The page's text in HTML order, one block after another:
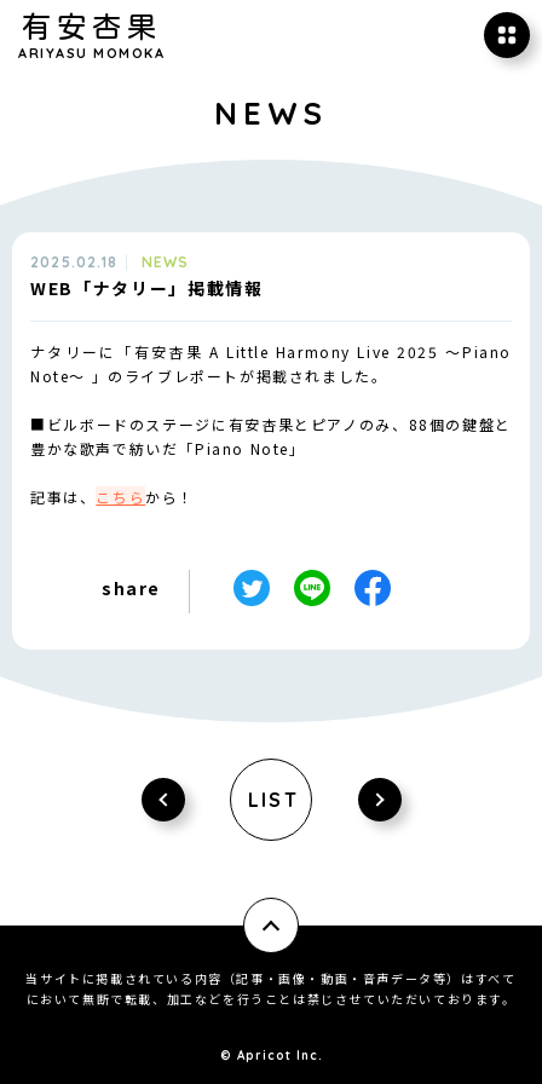
有安杏果
ARIYASU MOMOKA
NEWS
2025.02.18 NEWS
WEB「ナタリー」掲載情報
ナタリーに「有安杏果 A Little Harmony Live 2025 ～Piano
Note～ 」のライブレポートが掲載されました。
■ビルボードのステージに有安杏果とピアノのみ、88個の鍵盤と
豊かな歌声で紡いだ「Piano Note」
記事は、 こちら から！
share
LIST
当サイトに掲載されている内容（記事・画像・動画・音声データ等）はすべて
において無断で転載、加工などを行うことは禁じさせていただいております。
© ︎Apricot Inc.